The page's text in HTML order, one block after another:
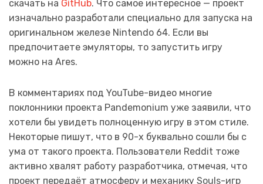
скачать на GitHub. Что самое интересное — проект
изначально разработали специально для запуска на
оригинальном железе Nintendo 64. Если вы
предпочитаете эмуляторы, то запустить игру
можно на Ares.
В комментариях под YouTube-видео многие
поклонники проекта Pandemonium уже заявили, что
хотели бы увидеть полноценную игру в этом стиле.
Некоторые пишут, что в 90-х буквально сошли бы с
ума от такого проекта. Пользователи Reddit тоже
активно хвалят работу разработчика, отмечая, что
проект передаёт атмосферу и механику Souls-игр